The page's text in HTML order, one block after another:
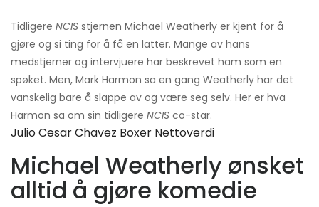
Tidligere NCIS stjernen Michael Weatherly er kjent for å
gjøre og si ting for å få en latter. Mange av hans
medstjerner og intervjuere har beskrevet ham som en
spøket. Men, Mark Harmon sa en gang Weatherly har det
vanskelig bare å slappe av og være seg selv. Her er hva
Harmon sa om sin tidligere NCIS co-star.
Julio Cesar Chavez Boxer Nettoverdi
Michael Weatherly ønsket
alltid å gjøre komedie